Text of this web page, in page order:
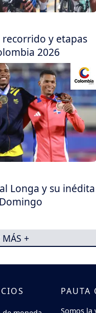
y etapas
2026
Longa y su inédita
MÁS +
PAUTA
Somos la